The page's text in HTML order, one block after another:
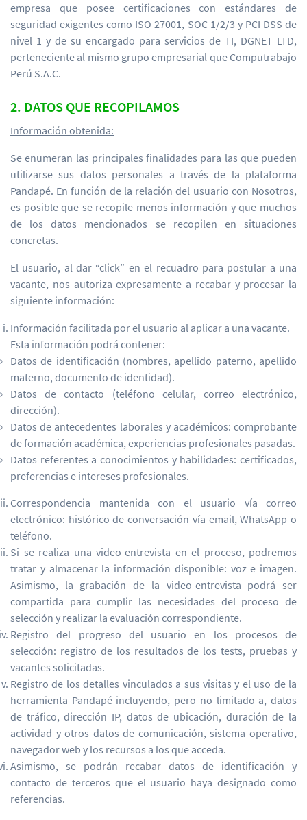
empresa que posee certificaciones con estándares de
seguridad exigentes como ISO 27001, SOC 1/2/3 y PCI DSS de
nivel 1 y de su encargado para servicios de TI, DGNET LTD,
perteneciente al mismo grupo empresarial que Computrabajo
Perú S.A.C.
2. DATOS QUE RECOPILAMOS
Información obtenida:
Se enumeran las principales finalidades para las que pueden
utilizarse sus datos personales a través de la plataforma
Pandapé. En función de la relación del usuario con Nosotros,
es posible que se recopile menos información y que muchos
de los datos mencionados se recopilen en situaciones
concretas.
El usuario, al dar “click” en el recuadro para postular a una
vacante, nos autoriza expresamente a recabar y procesar la
siguiente información:
Información facilitada por el usuario al aplicar a una vacante.
Esta información podrá contener:
Datos de identificación (nombres, apellido paterno, apellido
materno, documento de identidad).
Datos de contacto (teléfono celular, correo electrónico,
dirección).
Datos de antecedentes laborales y académicos: comprobante
de formación académica, experiencias profesionales pasadas.
Datos referentes a conocimientos y habilidades: certificados,
preferencias e intereses profesionales.
Correspondencia mantenida con el usuario vía correo
electrónico: histórico de conversación vía email, WhatsApp o
teléfono.
Si se realiza una video-entrevista en el proceso, podremos
tratar y almacenar la información disponible: voz e imagen.
Asimismo, la grabación de la video-entrevista podrá ser
compartida para cumplir las necesidades del proceso de
selección y realizar la evaluación correspondiente.
Registro del progreso del usuario en los procesos de
selección: registro de los resultados de los tests, pruebas y
vacantes solicitadas.
Registro de los detalles vinculados a sus visitas y el uso de la
herramienta Pandapé incluyendo, pero no limitado a, datos
de tráfico, dirección IP, datos de ubicación, duración de la
actividad y otros datos de comunicación, sistema operativo,
navegador web y los recursos a los que acceda.
Asimismo, se podrán recabar datos de identificación y
contacto de terceros que el usuario haya designado como
referencias.